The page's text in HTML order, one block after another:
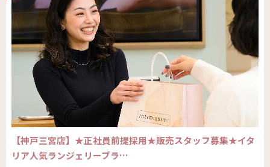
【神戸三宮店】★正社員前提採用★販売スタッフ募集★イタ
リア人気ランジェリーブラ…